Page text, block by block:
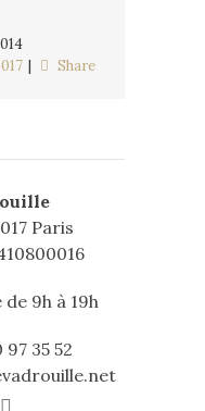
Share
Paris
9h à 19h
97 35 52